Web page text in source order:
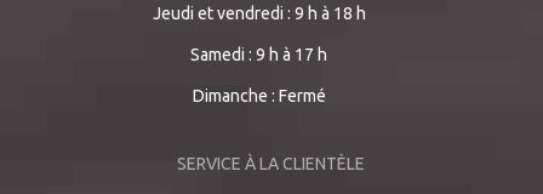
Jeudi et vendredi : 9 h à 18 h
Samedi : 9 h à 17 h
Dimanche : Fermé
SERVICE À LA CLIENTÈLE